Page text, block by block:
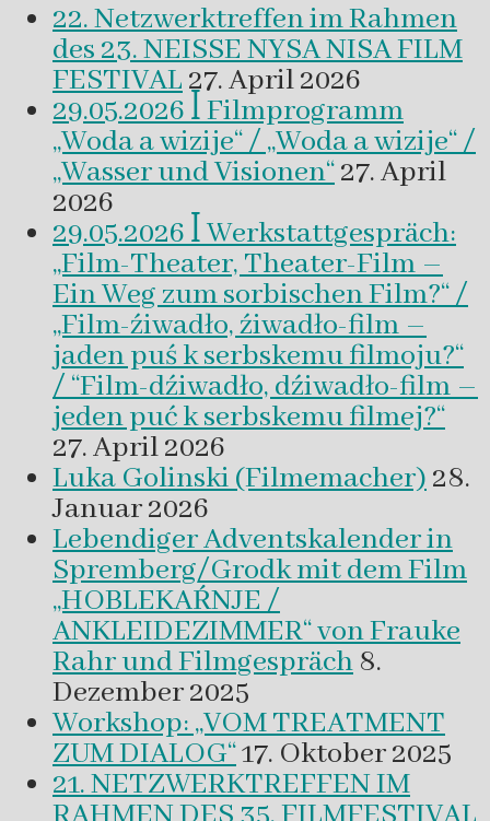
22. Netzwerktreffen im Rahmen
des 23. NEISSE NYSA NISA FILM
FESTIVAL27. April 2026
29.05.2026 ꟾ Filmprogramm
„Woda a wizije“ / „Woda a wizije“ /
„Wasser und Visionen“27. April
2026
29.05.2026 ꟾ Werkstattgespräch:
„Film-Theater, Theater-Film –
Ein Weg zum sorbischen Film?“ /
„Film-źiwadło, źiwadło-film –
jaden puś k serbskemu filmoju?“
/ “Film-dźiwadło, dźiwadło-film –
jeden puć k serbskemu filmej?“
27. April 2026
Luka Golinski (Filmemacher)28.
Januar 2026
Lebendiger Adventskalender in
Spremberg/Grodk mit dem Film
„HOBLEKAŔNJE /
ANKLEIDEZIMMER“ von Frauke
Rahr und Filmgespräch 8.
Dezember 2025
Workshop: „VOM TREATMENT
ZUM DIALOG“17. Oktober 2025
21. NETZWERKTREFFEN IM